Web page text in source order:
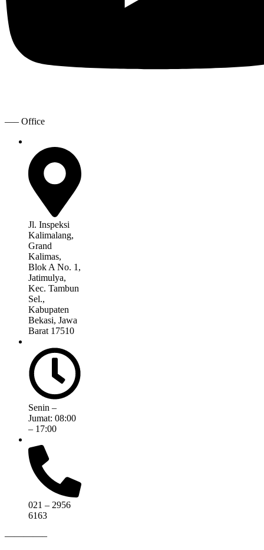
—– Office
Jl. Inspeksi
Kalimalang,
Grand
Kalimas,
Blok A No. 1,
Jatimulya,
Kec. Tambun
Sel.,
Kabupaten
Bekasi, Jawa
Barat 17510
Senin –
Jumat: 08:00
– 17:00
021 – 2956
6163
————–